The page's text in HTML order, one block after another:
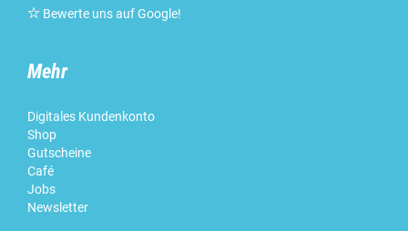
 Bewerte uns auf Google!
Mehr
Digitales Kundenkonto
Shop
Gutscheine
Café
Jobs
Newsletter